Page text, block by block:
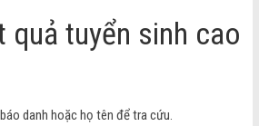
của NCS. Ngô Thị Hường
vệ thành công luận án tiến sĩ cấp Trường
quả tuyển sinh cao
danh hoặc họ tên để tra cứu.